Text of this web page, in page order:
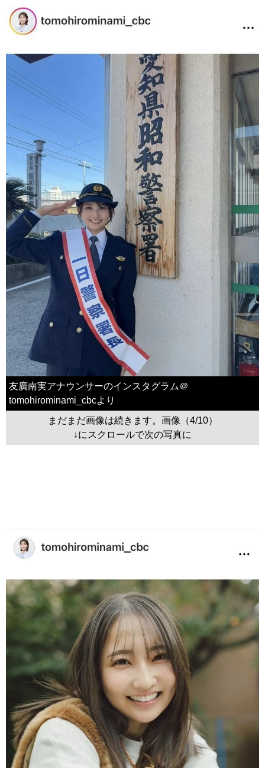
友廣南実アナウンサーのインスタグラム＠
tomohirominami_cbcより
まだまだ画像は続きます。画像（4/10）
↓にスクロールで次の写真に